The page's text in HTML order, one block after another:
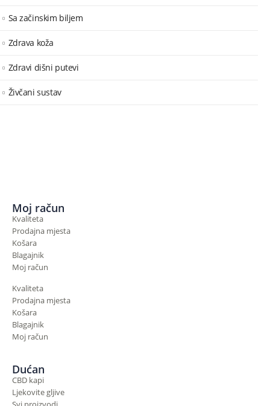
Sa začinskim biljem
Zdrava koža
Zdravi dišni putevi
Živčani sustav
Moj račun
Kvaliteta
Prodajna mjesta
Košara
Blagajnik
Moj račun
Kvaliteta
Prodajna mjesta
Košara
Blagajnik
Moj račun
Dućan
CBD kapi
Ljekovite gljive